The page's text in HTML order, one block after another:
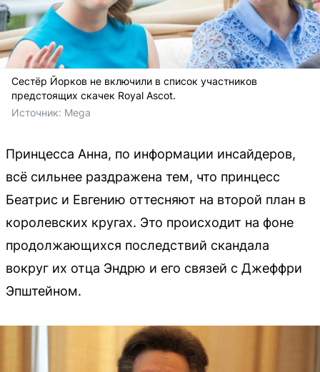
Сестёр Йорков не включили в список участников
предстоящих скачек Royal Ascot.
Источник: Mega
Принцесса Анна, по информации инсайдеров,
всё сильнее раздражена тем, что принцесс
Беатрис и Евгению оттесняют на второй план в
королевских кругах. Это происходит на фоне
продолжающихся последствий скандала
вокруг их отца Эндрю и его связей с Джеффри
Эпштейном.